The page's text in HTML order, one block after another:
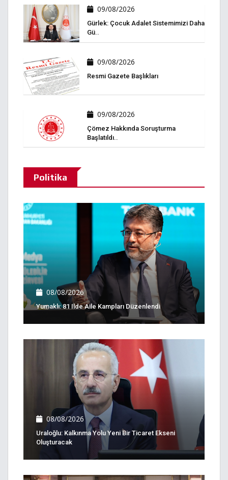
09/08/2026
Gürlek: Çocuk Adalet Sistemimizi Daha
Gü..
09/08/2026
Resmi Gazete Başlıkları
09/08/2026
Çömez Hakkında Soruşturma
Başlatıldı..
Politika
08/08/2026
Yumaklı: 81 Ilde Aile Kampları Düzenlendi
08/08/2026
Uraloğlu: Kalkınma Yolu Yeni Bir Ticaret Ekseni
Oluşturacak